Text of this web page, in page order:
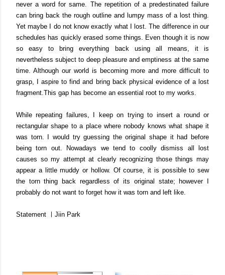
never a word for same. The repetition of a predestinated failure
can bring back the rough outline and lumpy mass of a lost thing.
Yet maybe I do not know exactly what I lost. The difference in our
schedules has quickly erased some things. Even though it is now
so easy to bring everything back using all means, it is
nevertheless subject to deep pleasure and emptiness at the same
time. Although our world is becoming more and more difficult to
grasp, I aspire to find and bring back physical evidence of a lost
fragment.This gap has become an essential root to my works.
While repeating failures, I keep on trying to insert a round or
rectangular shape to a place where nobody knows what shape it
was torn. I would try guessing the original shape it had before
being torn out. Nowadays we tend to coolly dismiss all lost
causes so my attempt at clearly recognizing those things may
appear a little muddy or hollow. Of course, it is possible to sew
the torn thing back regardless of its original state; however I
probably do not want to forget how it was torn and left like.
Statement ㅣJiin Park